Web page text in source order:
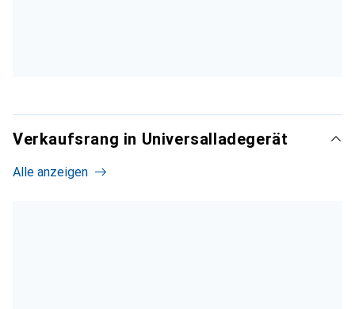
Verkaufsrang in Universalladegerät
Alle anzeigen